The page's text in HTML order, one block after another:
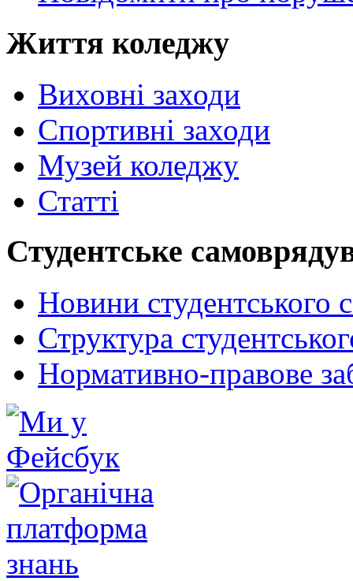
Життя коледжу
Виховні заходи
Спортивні заходи
Музей коледжу
Статті
Студентське
Новини студентського
Структура
Нормативно-правове